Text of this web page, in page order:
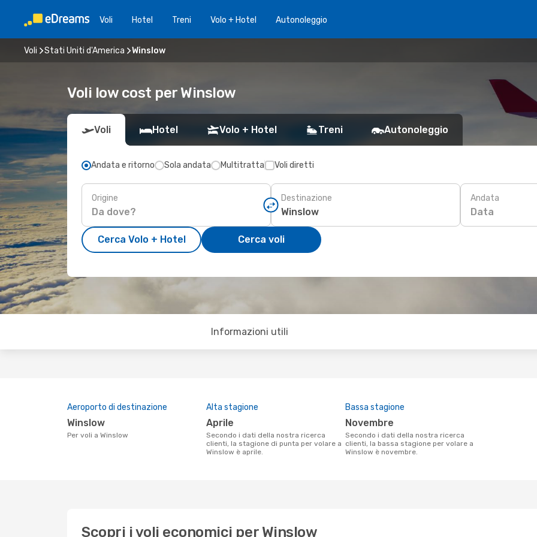
Voli Hotel Treni Volo + Hotel Autonoleggio
Voli Stati Uniti d'America Winslow
Voli low cost per Winslow
Voli Hotel Volo + Hotel Treni Autonoleggio
Andata e ritorno Sola andata Multitratta Voli diretti
Origine Destinazione Andata
Data
Cerca Volo + Hotel Cerca voli
Informazioni utili
Aeroporto di destinazione
Winslow
Per voli a Winslow
Alta stagione
aprile
Secondo i dati della nostra ricerca
clienti, la stagione di punta per volare a
Winslow è aprile.
Bassa stagione
novembre
Secondo i dati della nostra ricerca
clienti, la bassa stagione per volare a
Winslow è novembre.
Scopri i voli economici per Winslow